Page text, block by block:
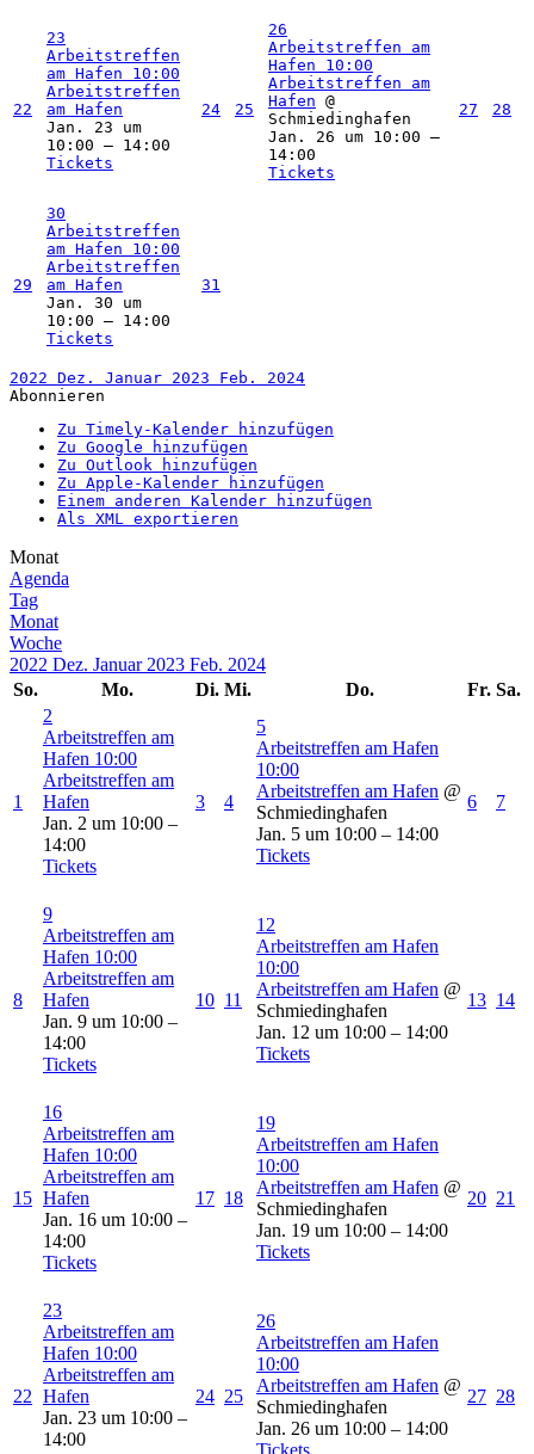
22
23
Arbeitstreffen
am Hafen 10:00
Arbeitstreffen
am Hafen
Jan. 23 um
10:00 – 14:00
Tickets
24 25
26
Arbeitstreffen am
Hafen 10:00
Arbeitstreffen am
Hafen @
Schmiedinghafen
Jan. 26 um 10:00 –
14:00
Tickets
27 28
29
30
Arbeitstreffen
am Hafen 10:00
Arbeitstreffen
am Hafen
Jan. 30 um
10:00 – 14:00
Tickets
31
2022 Dez. Januar 2023 Feb. 2024
Abonnieren
Zu Timely-Kalender hinzufügen
Zu Google hinzufügen
Zu Outlook hinzufügen
Zu Apple-Kalender hinzufügen
Einem anderen Kalender hinzufügen
Als XML exportieren
Monat
Agenda
Tag
Monat
Woche
2022 Dez. Januar 2023 Feb. 2024
So.
Mo. Di. Mi. Do. Fr. Sa.
1
2
Arbeitstreffen am
Hafen 10:00
Arbeitstreffen am
Hafen
Jan. 2 um 10:00 –
14:00
Tickets
3 4
5
Arbeitstreffen am Hafen
10:00
Arbeitstreffen am Hafen @
Schmiedinghafen
Jan. 5 um 10:00 – 14:00
Tickets
6 7
8
9
Arbeitstreffen am
Hafen 10:00
Arbeitstreffen am
Hafen
Jan. 9 um 10:00 –
14:00
Tickets
10 11
12
Arbeitstreffen am Hafen
10:00
Arbeitstreffen am Hafen @
Schmiedinghafen
Jan. 12 um 10:00 – 14:00
Tickets
13 14
15
16
Arbeitstreffen am
Hafen 10:00
Arbeitstreffen am
Hafen
Jan. 16 um 10:00 –
14:00
Tickets
17 18
19
Arbeitstreffen am Hafen
10:00
Arbeitstreffen am Hafen @
Schmiedinghafen
Jan. 19 um 10:00 – 14:00
Tickets
20 21
22
23
Arbeitstreffen am
Hafen 10:00
Arbeitstreffen am
Hafen
Jan. 23 um 10:00 –
14:00
24 25
26
Arbeitstreffen am Hafen
10:00
Arbeitstreffen am Hafen @
Schmiedinghafen
Jan. 26 um 10:00 – 14:00
Tickets
27 28